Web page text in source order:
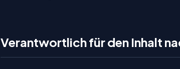
Verantwortlich für den Inhalt